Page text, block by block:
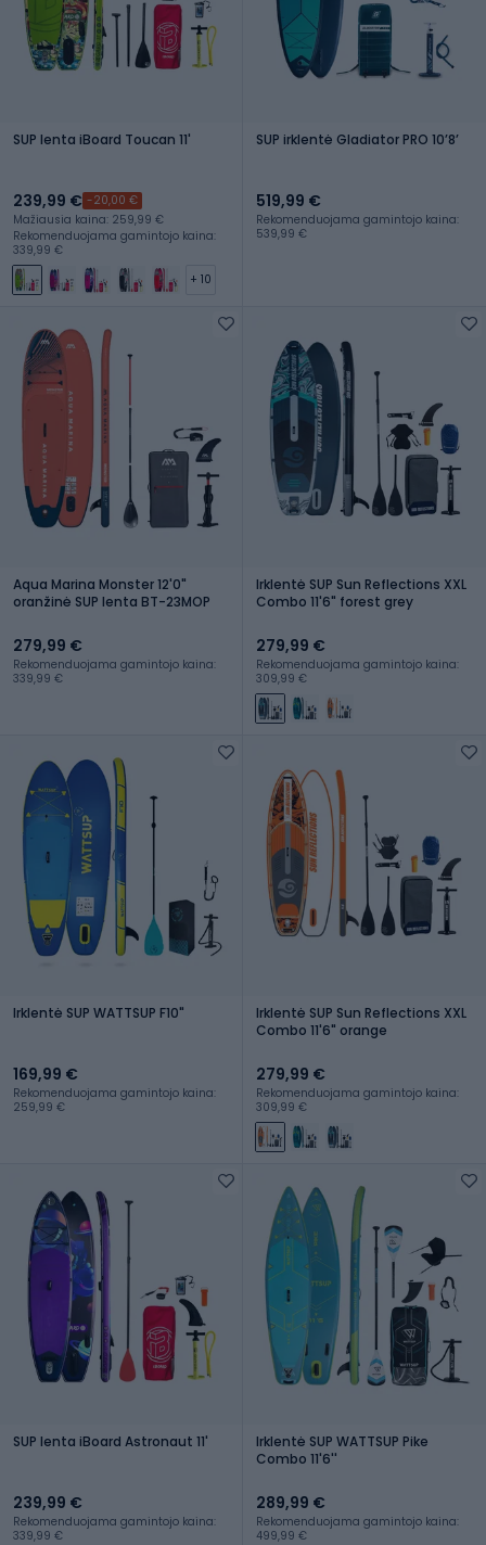
SUP lenta iBoard Toucan 11'
239,99 € -20,00 €
Mažiausia kaina: 259,99 €
Rekomenduojama gamintojo kaina:
339,99 €
+ 10
SUP irklentė Gladiator PRO 10ʼ8ʼ
519,99 €
Rekomenduojama gamintojo kaina:
539,99 €
Aqua Marina Monster 12'0"
oranžinė SUP lenta BT-23MOP
279,99 €
Rekomenduojama gamintojo kaina:
339,99 €
Irklentė SUP Sun Reflections XXL
Combo 11'6" forest grey
279,99 €
Rekomenduojama gamintojo kaina:
309,99 €
Irklentė SUP WATTSUP F10"
169,99 €
Rekomenduojama gamintojo kaina:
259,99 €
Irklentė SUP Sun Reflections XXL
Combo 11'6" orange
279,99 €
Rekomenduojama gamintojo kaina:
309,99 €
SUP lenta iBoard Astronaut 11'
239,99 €
Rekomenduojama gamintojo kaina:
339,99 €
Irklentė SUP WATTSUP Pike
Combo 11'6''
289,99 €
Rekomenduojama gamintojo kaina:
499,99 €